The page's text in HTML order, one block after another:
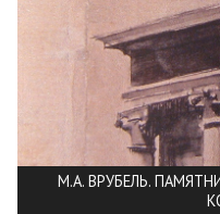
М.А. ВРУБЕЛЬ.